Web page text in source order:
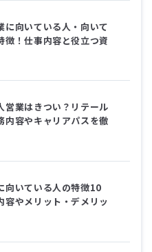
に向いている人・向いて
徴！仕事内容と役立つ資
営業はきつい？リテール
内容やキャリアパスを徹
向いている人の特徴10
容やメリット・デメリッ